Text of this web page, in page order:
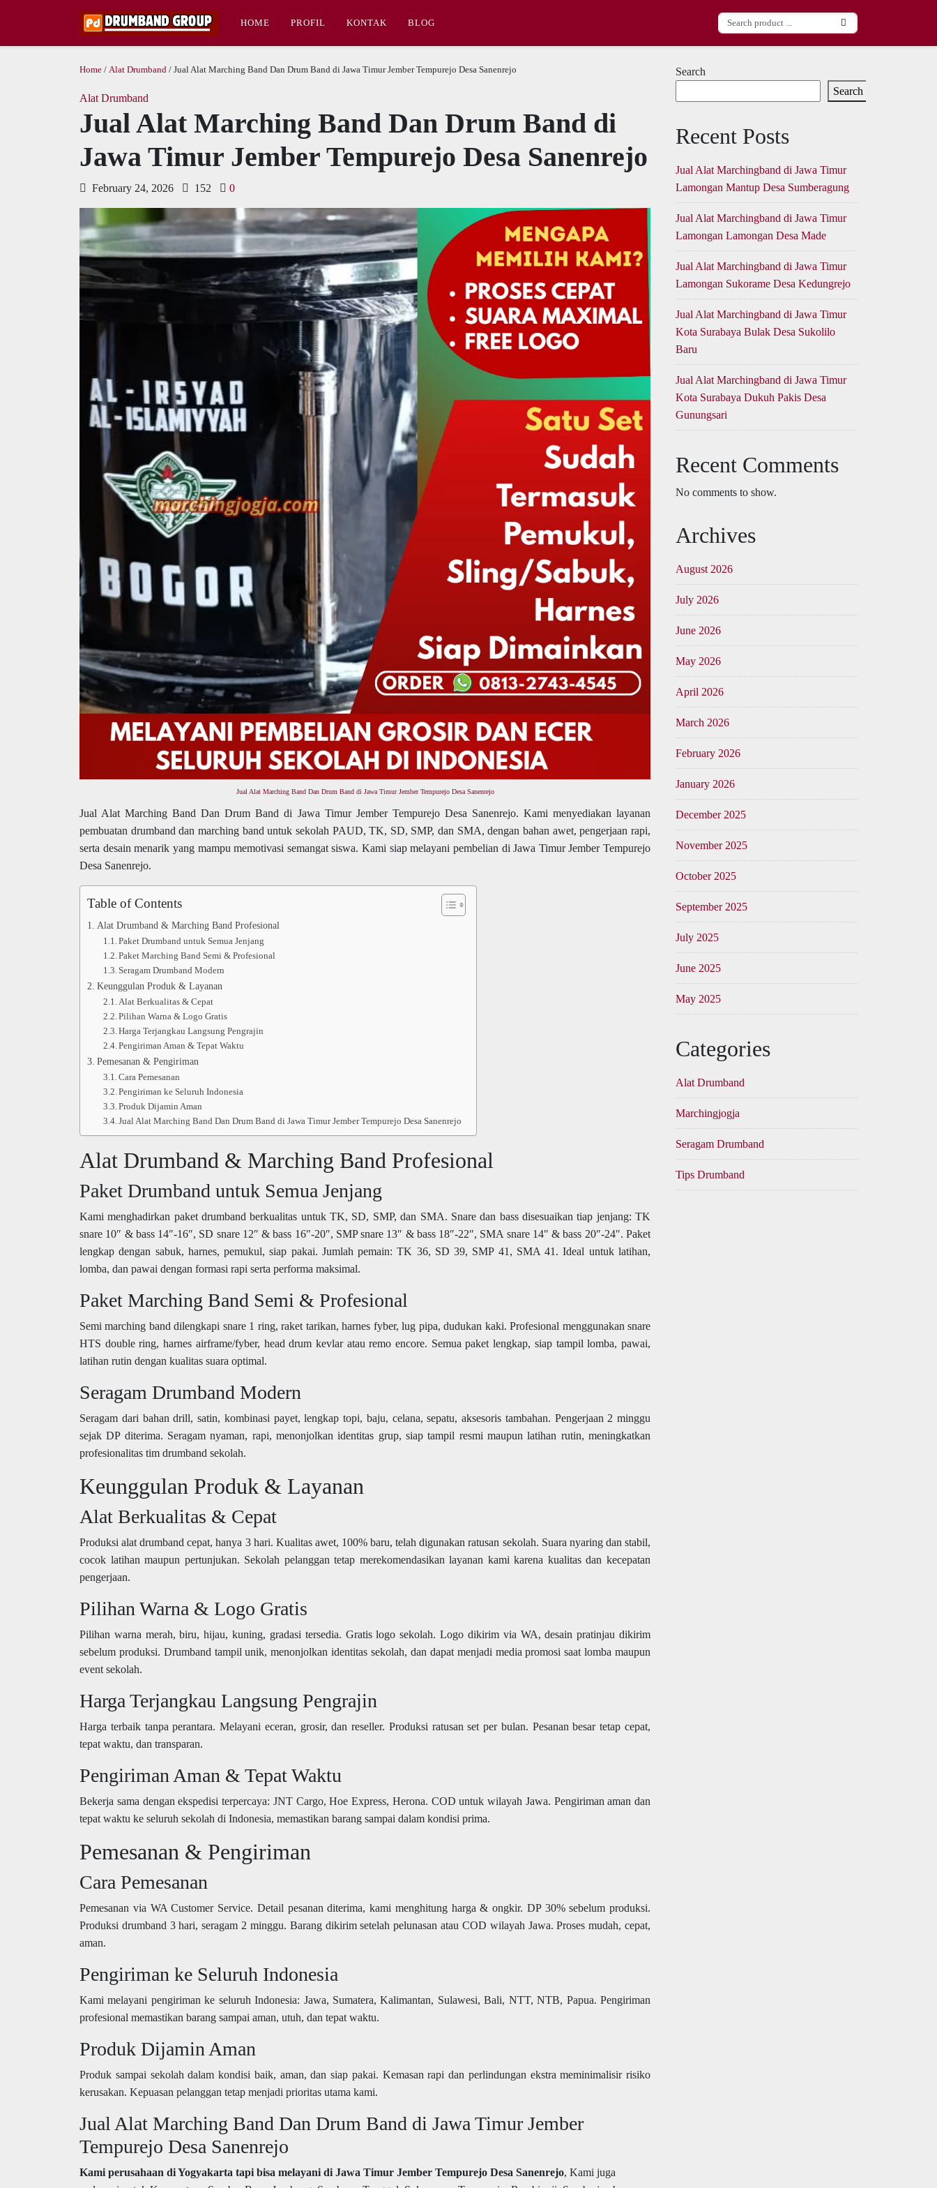
HOME PROFIL KONTAK BLOG
Home / Alat Drumband / Jual Alat Marching Band Dan Drum Band di Jawa Timur Jember Tempurejo Desa Sanenrejo
Alat Drumband
Jual Alat Marching Band Dan Drum Band di
Jawa Timur Jember Tempurejo Desa Sanenrejo
February 24, 2026 152 0
Jual Alat Marching Band Dan Drum Band di Jawa Timur Jember Tempurejo Desa Sanenrejo
Jual Alat Marching Band Dan Drum Band di Jawa Timur Jember Tempurejo Desa Sanenrejo. Kami menyediakan layanan
pembuatan drumband dan marching band untuk sekolah PAUD, TK, SD, SMP, dan SMA, dengan bahan awet, pengerjaan rapi,
serta desain menarik yang mampu memotivasi semangat siswa. Kami siap melayani pembelian di Jawa Timur Jember Tempurejo
Desa Sanenrejo.
Table of Contents
Alat Drumband & Marching Band Profesional
Paket Drumband untuk Semua Jenjang
Paket Marching Band Semi & Profesional
Seragam Drumband Modern
Keunggulan Produk & Layanan
Alat Berkualitas & Cepat
Pilihan Warna & Logo Gratis
Harga Terjangkau Langsung Pengrajin
Pengiriman Aman & Tepat Waktu
Pemesanan & Pengiriman
Cara Pemesanan
Pengiriman ke Seluruh Indonesia
Produk Dijamin Aman
Jual Alat Marching Band Dan Drum Band di Jawa Timur Jember Tempurejo Desa Sanenrejo
Alat Drumband & Marching Band Profesional
Paket Drumband untuk Semua Jenjang
Kami menghadirkan paket drumband berkualitas untuk TK, SD, SMP, dan SMA. Snare dan bass disesuaikan tiap jenjang: TK
snare 10″ & bass 14″-16″, SD snare 12″ & bass 16″-20″, SMP snare 13″ & bass 18″-22″, SMA snare 14″ & bass 20″-24″. Paket
lengkap dengan sabuk, harnes, pemukul, siap pakai. Jumlah pemain: TK 36, SD 39, SMP 41, SMA 41. Ideal untuk latihan,
lomba, dan pawai dengan formasi rapi serta performa maksimal.
Paket Marching Band Semi & Profesional
Semi marching band dilengkapi snare 1 ring, raket tarikan, harnes fyber, lug pipa, dudukan kaki. Profesional menggunakan snare
HTS double ring, harnes airframe/fyber, head drum kevlar atau remo encore. Semua paket lengkap, siap tampil lomba, pawai,
latihan rutin dengan kualitas suara optimal.
Seragam Drumband Modern
Seragam dari bahan drill, satin, kombinasi payet, lengkap topi, baju, celana, sepatu, aksesoris tambahan. Pengerjaan 2 minggu
sejak DP diterima. Seragam nyaman, rapi, menonjolkan identitas grup, siap tampil resmi maupun latihan rutin, meningkatkan
profesionalitas tim drumband sekolah.
Keunggulan Produk & Layanan
Alat Berkualitas & Cepat
Produksi alat drumband cepat, hanya 3 hari. Kualitas awet, 100% baru, telah digunakan ratusan sekolah. Suara nyaring dan stabil,
cocok latihan maupun pertunjukan. Sekolah pelanggan tetap merekomendasikan layanan kami karena kualitas dan kecepatan
pengerjaan.
Pilihan Warna & Logo Gratis
Pilihan warna merah, biru, hijau, kuning, gradasi tersedia. Gratis logo sekolah. Logo dikirim via WA, desain pratinjau dikirim
sebelum produksi. Drumband tampil unik, menonjolkan identitas sekolah, dan dapat menjadi media promosi saat lomba maupun
event sekolah.
Harga Terjangkau Langsung Pengrajin
Harga terbaik tanpa perantara. Melayani eceran, grosir, dan reseller. Produksi ratusan set per bulan. Pesanan besar tetap cepat,
tepat waktu, dan transparan.
Pengiriman Aman & Tepat Waktu
Bekerja sama dengan ekspedisi terpercaya: JNT Cargo, Hoe Express, Herona. COD untuk wilayah Jawa. Pengiriman aman dan
tepat waktu ke seluruh sekolah di Indonesia, memastikan barang sampai dalam kondisi prima.
Pemesanan & Pengiriman
Cara Pemesanan
Pemesanan via WA Customer Service. Detail pesanan diterima, kami menghitung harga & ongkir. DP 30% sebelum produksi.
Produksi drumband 3 hari, seragam 2 minggu. Barang dikirim setelah pelunasan atau COD wilayah Jawa. Proses mudah, cepat,
aman.
Pengiriman ke Seluruh Indonesia
Kami melayani pengiriman ke seluruh Indonesia: Jawa, Sumatera, Kalimantan, Sulawesi, Bali, NTT, NTB, Papua. Pengiriman
profesional memastikan barang sampai aman, utuh, dan tepat waktu.
Produk Dijamin Aman
Produk sampai sekolah dalam kondisi baik, aman, dan siap pakai. Kemasan rapi dan perlindungan ekstra meminimalisir risiko
kerusakan. Kepuasan pelanggan tetap menjadi prioritas utama kami.
Jual Alat Marching Band Dan Drum Band di Jawa Timur Jember
Tempurejo Desa Sanenrejo
Kami perusahaan di Yogyakarta tapi bisa melayani di Jawa Timur Jember Tempurejo Desa Sanenrejo, Kami juga
Search
Search
Recent Posts
Jual Alat Marchingband di Jawa Timur
Lamongan Mantup Desa Sumberagung
Jual Alat Marchingband di Jawa Timur
Lamongan Lamongan Desa Made
Jual Alat Marchingband di Jawa Timur
Lamongan Sukorame Desa Kedungrejo
Jual Alat Marchingband di Jawa Timur
Kota Surabaya Bulak Desa Sukolilo
Baru
Jual Alat Marchingband di Jawa Timur
Kota Surabaya Dukuh Pakis Desa
Gunungsari
Recent Comments
No comments to show.
Archives
August 2026
July 2026
June 2026
May 2026
April 2026
March 2026
February 2026
January 2026
December 2025
November 2025
October 2025
September 2025
July 2025
June 2025
May 2025
Categories
Alat Drumband
Marchingjogja
Seragam Drumband
Tips Drumband